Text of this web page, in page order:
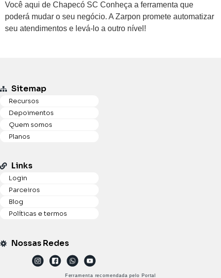
Você aqui de Chapecó SC Conheça a ferramenta que
poderá mudar o seu negócio. A Zarpon promete automatizar
seu atendimentos e levá-lo a outro nível!
Sitemap
Recursos
Depoimentos
Quem somos
Planos
Links
Login
Parceiros
Blog
Políticas e termos
Nossas Redes
Ferramenta recomendada pelo Portal